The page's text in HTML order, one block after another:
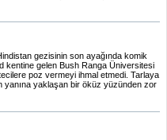
gezisinin son ayağında komik
kentine gelen Bush Ranga Üniversitesi
poz vermeyi ihmal etmedi. Tarlaya
yanına yaklaşan bir öküz yüzünden zor